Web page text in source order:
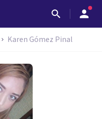
Karen Gómez Pinal